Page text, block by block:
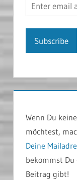
Wenn Du
möchtest,
Deine
bekommst Du
Beitrag gibt!